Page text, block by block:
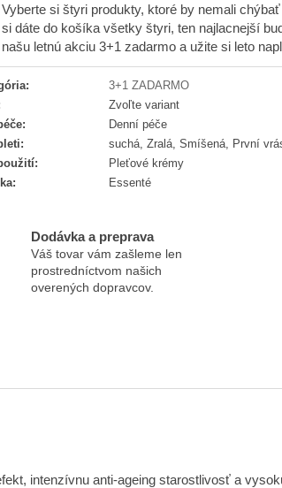
Vyberte si štyri produkty, ktoré by nemali
si dáte do košíka všetky štyri, ten najlacnejší
našu letnú akciu 3+1 zadarmo a užite si leto
:
3+1 ZADARMO
Zvoľte variant
:
Denní péče
:
suchá, Zralá, Smíšená, První
:
Pleťové krémy
: Essenté
Dodávka a preprava
Váš tovar vám zašleme len
prostredníctvom našich
overených dopravcov.
intenzívnu anti-ageing starostlivosť a